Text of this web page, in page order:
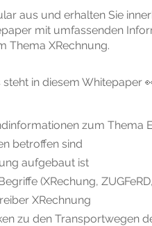
aus und erhalten Sie
mit umfassenden
Thema XRechnung.
steht in diesem Whitepaper
zum Thema
betroffen sind
aufgebaut ist
(XRechung,
XRechnung
zu den Transportwegen